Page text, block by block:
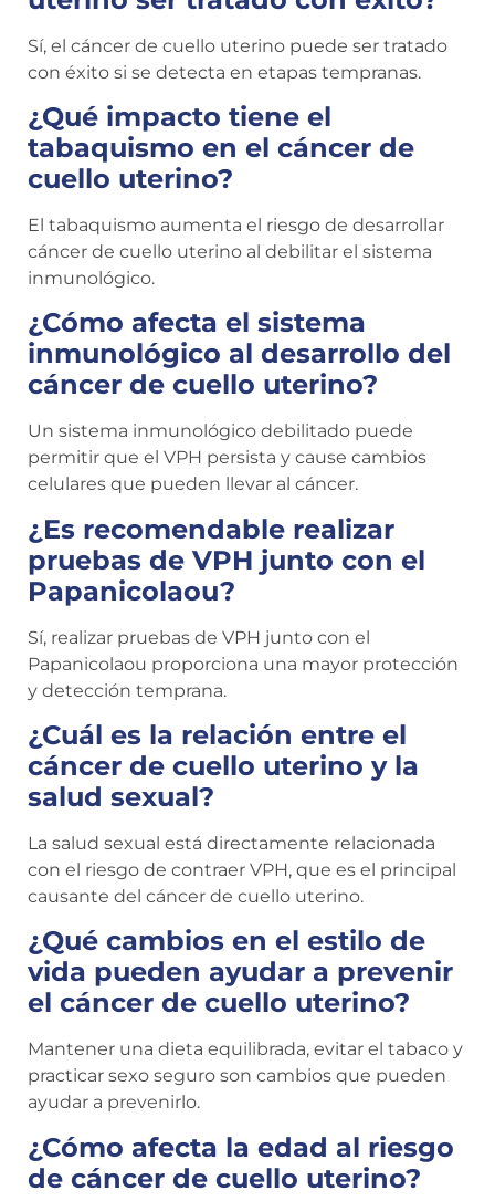
Sí, el cáncer de cuello uterino puede ser tratado
con éxito si se detecta en etapas tempranas.
¿Qué impacto tiene el
tabaquismo en el cáncer de
cuello uterino?
El tabaquismo aumenta el riesgo de desarrollar
cáncer de cuello uterino al debilitar el sistema
inmunológico.
¿Cómo afecta el sistema
inmunológico al desarrollo del
cáncer de cuello uterino?
Un sistema inmunológico debilitado puede
permitir que el VPH persista y cause cambios
celulares que pueden llevar al cáncer.
¿Es recomendable realizar
pruebas de VPH junto con el
Papanicolaou?
Sí, realizar pruebas de VPH junto con el
Papanicolaou proporciona una mayor protección
y detección temprana.
¿Cuál es la relación entre el
cáncer de cuello uterino y la
salud sexual?
La salud sexual está directamente relacionada
con el riesgo de contraer VPH, que es el principal
causante del cáncer de cuello uterino.
¿Qué cambios en el estilo de
vida pueden ayudar a prevenir
el cáncer de cuello uterino?
Mantener una dieta equilibrada, evitar el tabaco y
practicar sexo seguro son cambios que pueden
ayudar a prevenirlo.
¿Cómo afecta la edad al riesgo
de cáncer de cuello uterino?